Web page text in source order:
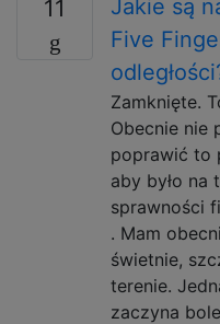
11
Jakie są
Five
Zamknięte.
Obecnie nie
poprawić to
aby było na
sprawności
. Mam
świetnie,
terenie.
zaczyna